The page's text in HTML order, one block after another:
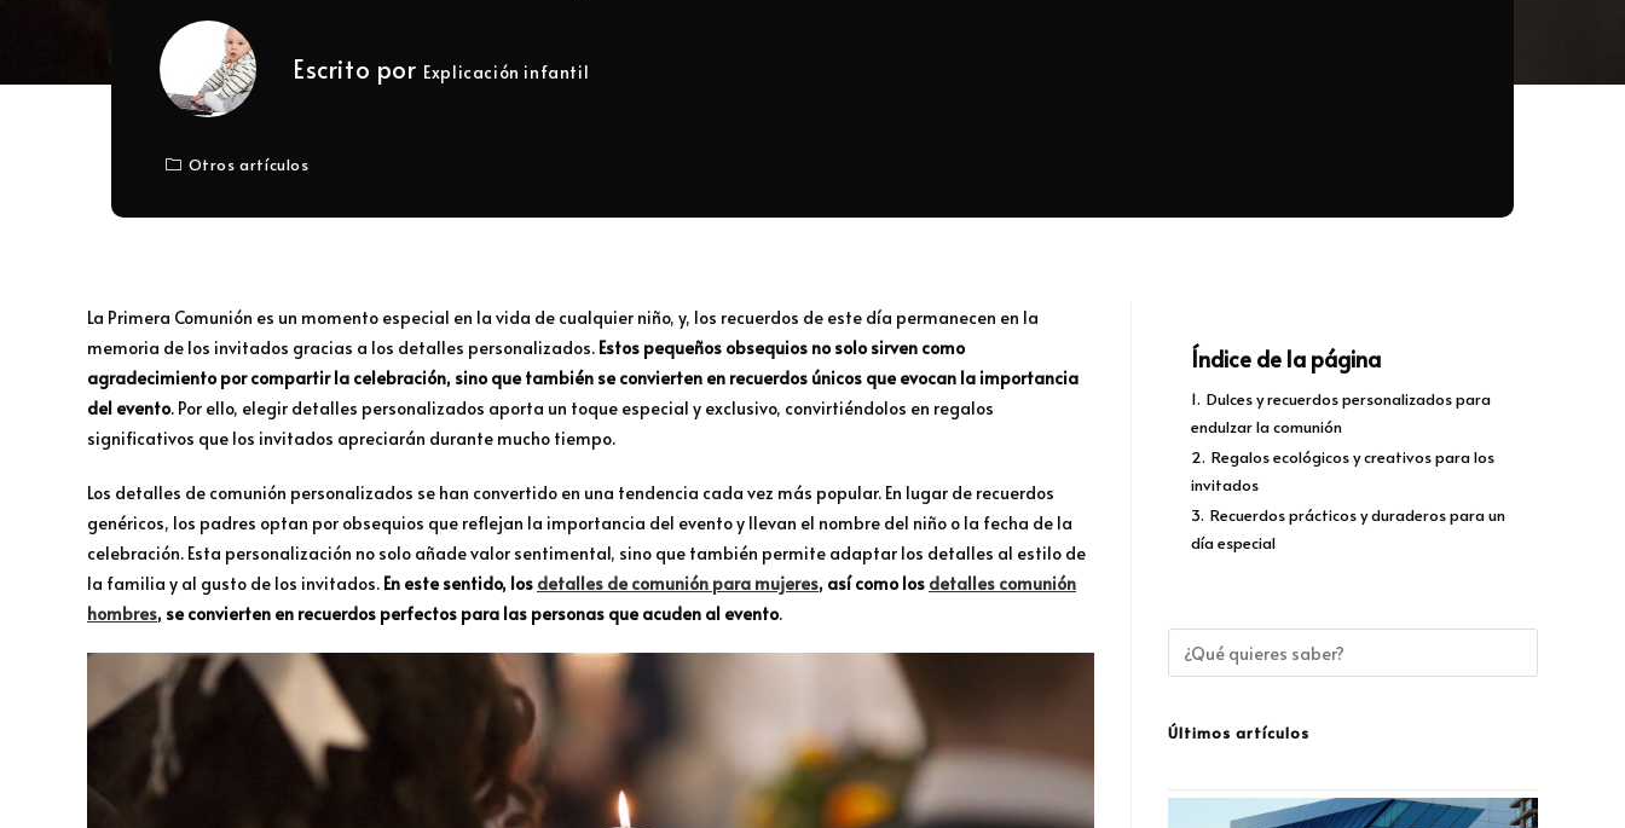
Escrito por Explicación infantil
Otros artículos
La Primera Comunión es un momento especial en la vida de cualquier niño, y, los recuerdos de este día permanecen en la
memoria de los invitados gracias a los detalles personalizados. Estos pequeños obsequios no solo sirven como
agradecimiento por compartir la celebración, sino que también se convierten en recuerdos únicos que evocan la importancia
del evento. Por ello, elegir detalles personalizados aporta un toque especial y exclusivo, convirtiéndolos en regalos
significativos que los invitados apreciarán durante mucho tiempo.
Los detalles de comunión personalizados se han convertido en una tendencia cada vez más popular. En lugar de recuerdos
genéricos, los padres optan por obsequios que reflejan la importancia del evento y llevan el nombre del niño o la fecha de la
celebración. Esta personalización no solo añade valor sentimental, sino que también permite adaptar los detalles al estilo de
la familia y al gusto de los invitados. En este sentido, los detalles de comunión para mujeres, así como los detalles comunión
hombres, se convierten en recuerdos perfectos para las personas que acuden al evento.
Índice de la página
1. Dulces y recuerdos personalizados para
endulzar la comunión
2. Regalos ecológicos y creativos para los
invitados
3. Recuerdos prácticos y duraderos para un
día especial
Últimos artículos